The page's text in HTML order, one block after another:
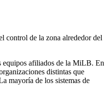
control de la zona alrededor del
equipos afiliados de la MiLB. En
distintas que
mayoría de los sistemas de